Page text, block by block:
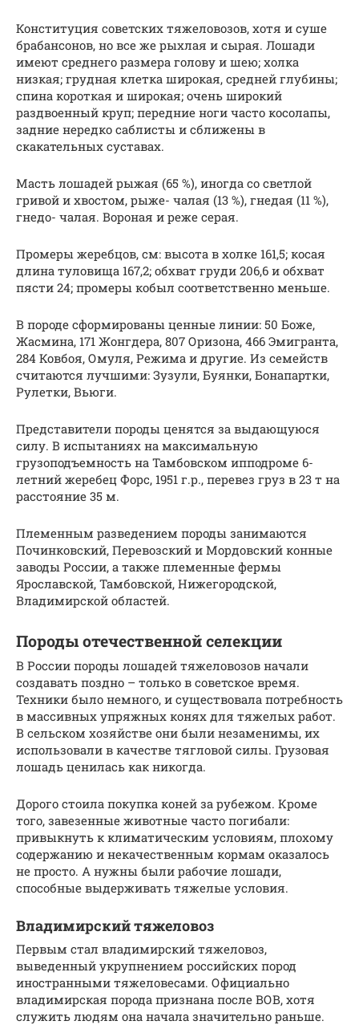
Конституция советских тяжеловозов, хотя и суше
брабансонов, но все же рыхлая и сырая. Лошади
имеют среднего размера голову и шею; холка
низкая; грудная клетка широкая, средней глубины;
спина короткая и широкая; очень широкий
раздвоенный круп; передние ноги часто косолапы,
задние нередко саблисты и сближены в
скакательных суставах.
Масть лошадей рыжая (65 %), иногда со светлой
гривой и хвостом, рыже- чалая (13 %), гнедая (11 %),
гнедо- чалая. Вороная и реже серая.
Промеры жеребцов, см: высота в холке 161,5; косая
длина туловища 167,2; обхват груди 206,6 и обхват
пясти 24; промеры кобыл соответственно меньше.
В породе сформированы ценные линии: 50 Боже,
Жасмина, 171 Жонгдера, 807 Оризона, 466 Эмигранта,
284 Ковбоя, Омуля, Режима и другие. Из семейств
считаются лучшими: Зузули, Буянки, Бонапартки,
Рулетки, Вьюги.
Представители породы ценятся за выдающуюся
силу. В испытаниях на максимальную
грузоподъемность на Тамбовском ипподроме 6-
летний жеребец Форс, 1951 г.р., перевез груз в 23 т на
расстояние 35 м.
Племенным разведением породы занимаются
Починковский, Перевозский и Мордовский конные
заводы России, а также племенные фермы
Ярославской, Тамбовской, Нижегородской,
Владимирской областей.
Породы отечественной селекции
В России породы лошадей тяжеловозов начали
создавать поздно – только в советское время.
Техники было немного, и существовала потребность
в массивных упряжных конях для тяжелых работ.
В сельском хозяйстве они были незаменимы, их
использовали в качестве тягловой силы. Грузовая
лошадь ценилась как никогда.
Дорого стоила покупка коней за рубежом. Кроме
того, завезенные животные часто погибали:
привыкнуть к климатическим условиям, плохому
содержанию и некачественным кормам оказалось
не просто. А нужны были рабочие лошади,
способные выдерживать тяжелые условия.
Владимирский тяжеловоз
Первым стал владимирский тяжеловоз,
выведенный укрупнением российских пород
иностранными тяжеловесами. Официально
владимирская порода признана после ВОВ, хотя
служить людям она начала значительно раньше.